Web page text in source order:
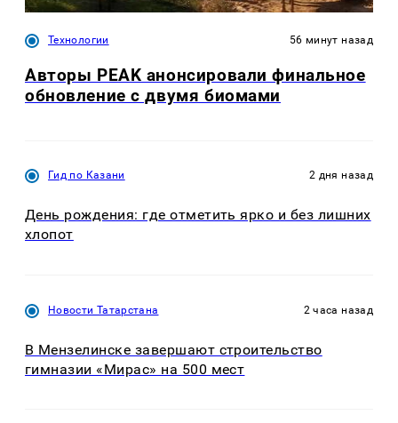
Технологии 56 минут назад
Авторы PEAK анонсировали финальное
обновление с двумя биомами
Гид по Казани 2 дня назад
День рождения: где отметить ярко и без лишних
хлопот
Новости Татарстана 2 часа назад
В Мензелинске завершают строительство
гимназии «Мирас» на 500 мест